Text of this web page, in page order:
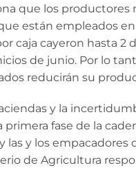
que los
están empleados
caja cayeron hasta 2
de junio. Por lo
reducirán su
y la
fase de la
las y los empacadores
de Agricultura